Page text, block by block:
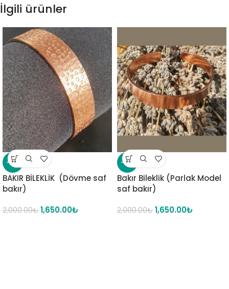
İlgili ürünler
-18%
BAKIR BİLEKLİK (Dövme saf
bakır)
2,000.00₺ 1,650.00₺
-18%
Bakır Bileklik (Parlak Model
saf bakır)
2,000.00₺ 1,650.00₺